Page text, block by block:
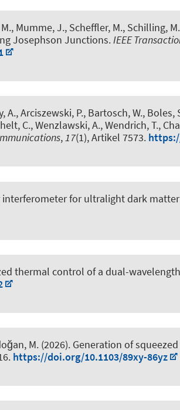
Mumme, J., Scheffler, M., Schilling,
Josephson Junctions.IEEE
A., Arciszewski, P., Bartosch, W.,
C., Wenzlawski, A., Wendrich, T.,
,17(1), Artikel 7573.
interferometer for ultralight dark
thermal control of a dual-
M. (2026). Generation of
https://doi.org/10.1103/89xy-86yz